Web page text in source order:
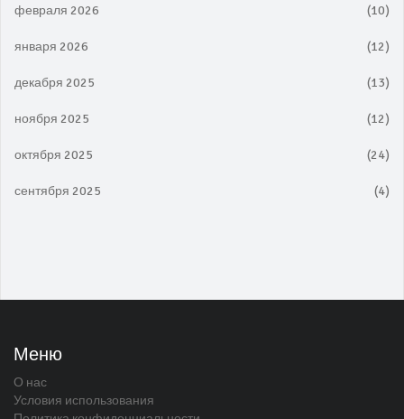
февраля 2026 (10)
января 2026 (12)
декабря 2025 (13)
ноября 2025 (12)
октября 2025 (24)
сентября 2025 (4)
Меню
О нас
Условия использования